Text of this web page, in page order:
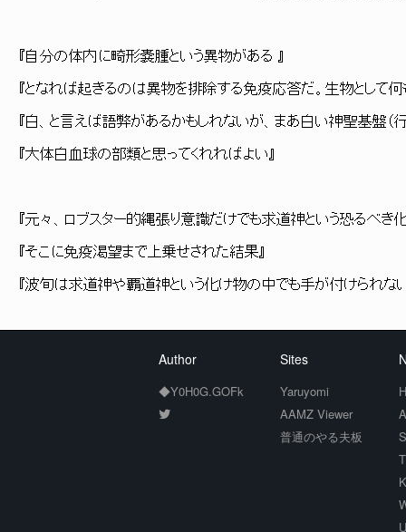
『自分の体内に畸形嚢腫という異物がある 』
『となれば起きるのは異物を排除する免疫応答だ。生物として何
『白、と言えば語弊があるかもしれないが、まあ白い神聖基盤（
『大体白血球の部類と思ってくれればよい』
『元々、ロブスター的縄張り意識だけでも求道神という恐るべき
『そこに免疫渇望まで上乗せされた結果』
『波旬は求道神や覇道神という化け物の中でも手が付けられな
Author
◆Y0H0G.GOFk
Sites
Yaruyomi
AAMZ Viewer
普通のやる夫板